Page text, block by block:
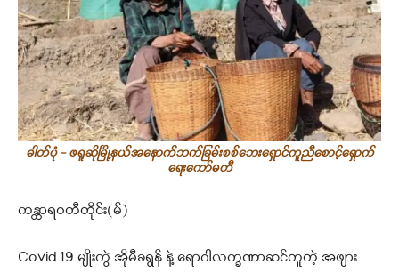
ဓါတ်ပုံ - ဖရူဆိုမြို့နယ်အနောက်ဘက်ခြမ်းစစ်ဘေးရှောင်ကူညီစောင့်ရှောက်
ရေးကော်မတီ
ကန္တာရဝတီတိုင်း(မ်)
Covid 19 မျိုးကွဲ အိုမီခရွန် နဲ့ ရောဂါလက္ခဏာဆင်တူတဲ့ အဖျား